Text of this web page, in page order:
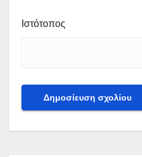
Ιστότοπος